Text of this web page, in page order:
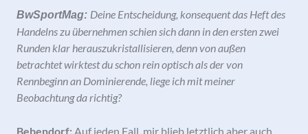
BwSportMag: Deine Entscheidung, konsequent das Heft des
Handelns zu übernehmen schien sich dann in den ersten zwei
Runden klar herauszukristallisieren, denn von außen
betrachtet wirktest du schon rein optisch als der von
Rennbeginn an Dominierende, liege ich mit meiner
Beobachtung da richtig?
Bebendorf: Auf jeden Fall, mir blieb letztlich aber auch